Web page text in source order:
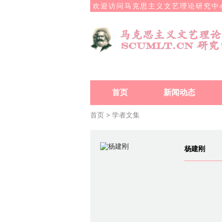
欢迎访问马克思主义文艺理论研究中
首页 新闻动态
首页 > 学者文集
杨建刚